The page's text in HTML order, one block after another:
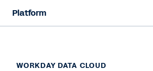
Platform
Funktionen
WORKDAY DATA CLOUD